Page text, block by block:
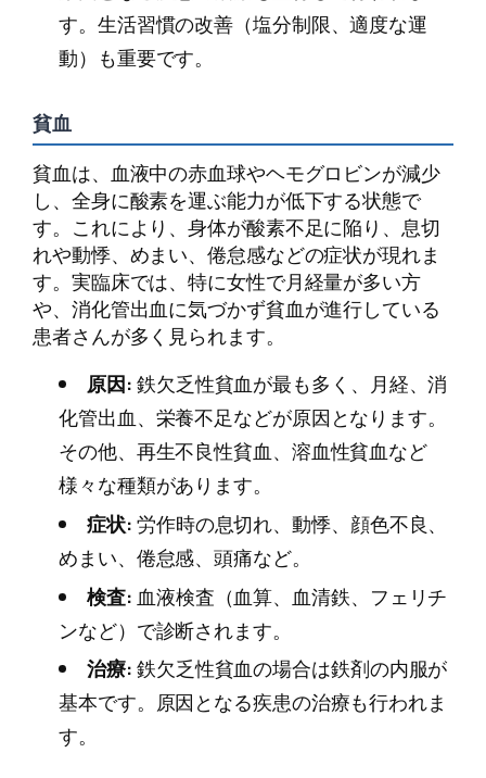
す。生活習慣の改善（塩分制限、適度な運
動）も重要です。
貧血
貧血は、血液中の赤血球やヘモグロビンが減少
し、全身に酸素を運ぶ能力が低下する状態で
す。これにより、身体が酸素不足に陥り、息切
れや動悸、めまい、倦怠感などの症状が現れま
す。実臨床では、特に女性で月経量が多い方
や、消化管出血に気づかず貧血が進行している
患者さんが多く見られます。
原因:鉄欠乏性貧血が最も多く、月経、消
化管出血、栄養不足などが原因となります。
その他、再生不良性貧血、溶血性貧血など
様々な種類があります。
症状:労作時の息切れ、動悸、顔色不良、
めまい、倦怠感、頭痛など。
検査: 血液検査（血算、血清鉄、フェリチ
ンなど）で診断されます。
治療:鉄欠乏性貧血の場合は鉄剤の内服が
基本です。原因となる疾患の治療も行われま
す。